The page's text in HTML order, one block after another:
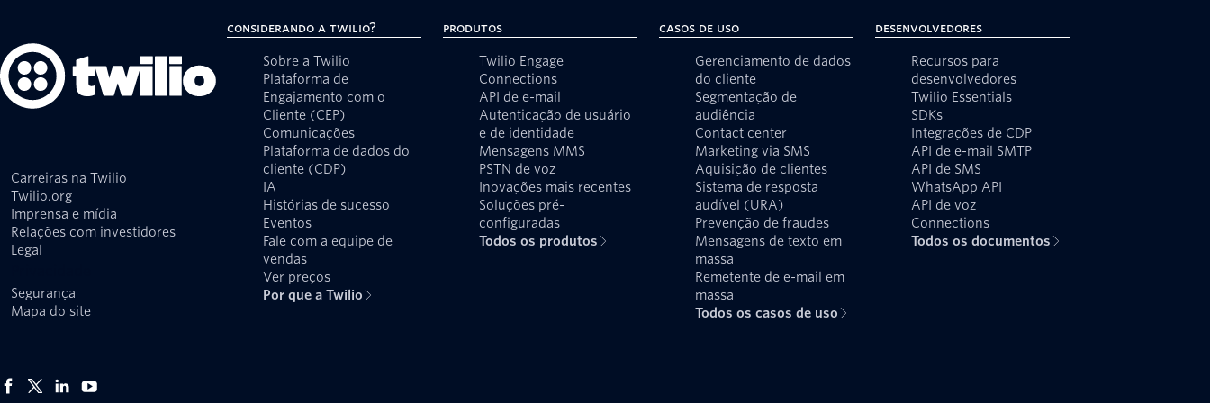
Carreiras na Twilio
Twilio.org
Imprensa e mídia
Relações com investidores
Legal
Segurança
Mapa do site
Considerando a Twilio?
Sobre a Twilio
Plataforma de
Engajamento com o
Cliente (CEP)
Comunicações
Plataforma de dados do
cliente (CDP)
IA
Histórias de sucesso
Eventos
Fale com a equipe de
vendas
Ver preços
Por que a Twilio
Produtos
Twilio Engage
Connections
API de e-mail
Autenticação de usuário
e de identidade
Mensagens MMS
PSTN de voz
Inovações mais recentes
Soluções pré-
configuradas
Todos os produtos
Casos de uso
Gerenciamento de dados
do cliente
Segmentação de
audiência
Contact center
Marketing via SMS
Aquisição de clientes
Sistema de resposta
audível (URA)
Prevenção de fraudes
Mensagens de texto em
massa
Remetente de e-mail em
massa
Todos os casos de uso
Desenvolvedores
Recursos para
desenvolvedores
Twilio Essentials
SDKs
Integrações de CDP
API de e-mail SMTP
API de SMS
WhatsApp API
API de voz
Connections
Todos os documentos